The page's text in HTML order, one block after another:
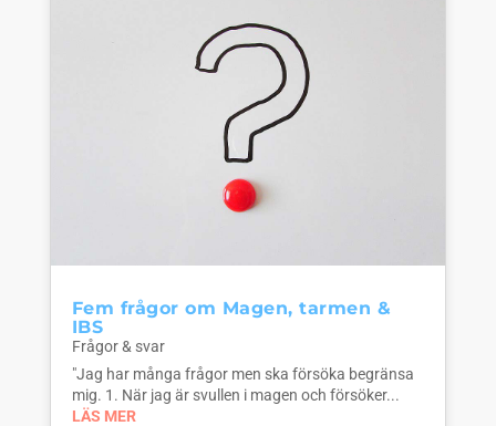
Fem frågor om Magen, tarmen &
IBS
Frågor & svar
"Jag har många frågor men ska försöka begränsa
mig. 1. När jag är svullen i magen och försöker...
LÄS MER